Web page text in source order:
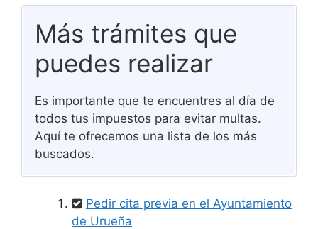
Más trámites que
puedes realizar
Es importante que te encuentres al día de
todos tus impuestos para evitar multas.
Aquí te ofrecemos una lista de los más
buscados.
Pedir cita previa en el Ayuntamiento
de Urueña